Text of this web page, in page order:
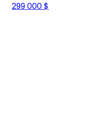
299 000 $